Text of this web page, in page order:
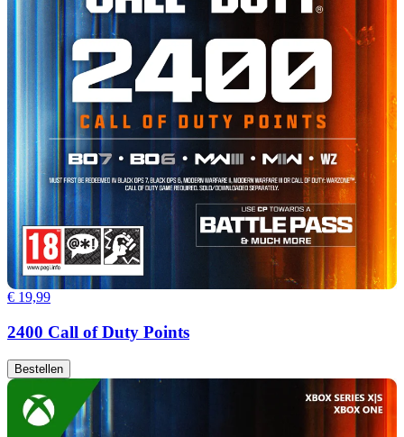
€ 19,99
2400 Call of Duty Points
Bestellen